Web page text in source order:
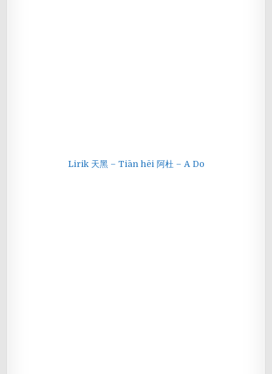
Lirik 天黑 – Tiān hēi 阿杜 – A Do